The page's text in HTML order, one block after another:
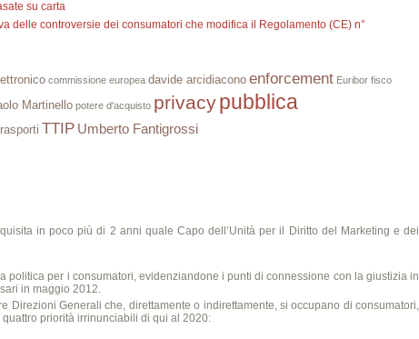
controversie dei consumatori che modifica il Regolamento (CE) n°
commissione europea davide arcidiacono enforcement Euribor fisco
Martinello potere d'acquisto privacypubblica
TTIP Umberto Fantigrossi
in poco più di 2 anni quale Capo dell’Unità per il Diritto del Marketing e dei
per i consumatori, evidenziandone i punti di connessione con la giustizia in
in maggio 2012.
Direzioni Generali che, direttamente o indirettamente, si occupano di consumatori,
priorità irrinunciabili di qui al 2020: